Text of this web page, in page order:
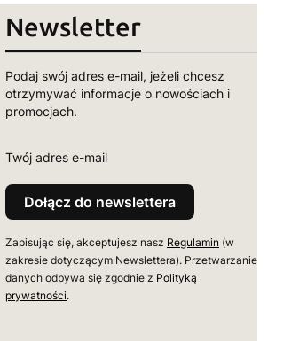
Newsletter
Podaj swój adres e-mail, jeżeli chcesz
otrzymywać informacje o nowościach i
promocjach.
Twój adres e-mail
Dołącz do newslettera
Zapisując się, akceptujesz nasz Regulamin (w
zakresie dotyczącym Newslettera). Przetwarzanie
danych odbywa się zgodnie z Polityką
prywatności.